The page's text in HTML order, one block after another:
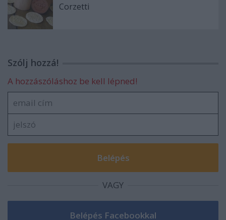
Corzetti
Szólj hozzá!
A hozzászóláshoz be kell lépned!
VAGY